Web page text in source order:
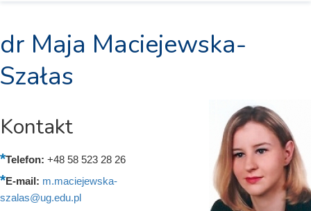
dr Maja Maciejewska-
Szałas
Kontakt
Telefon: +48 58 523 28 26
E-mail: m.maciejewska-
szalas@ug.edu.pl